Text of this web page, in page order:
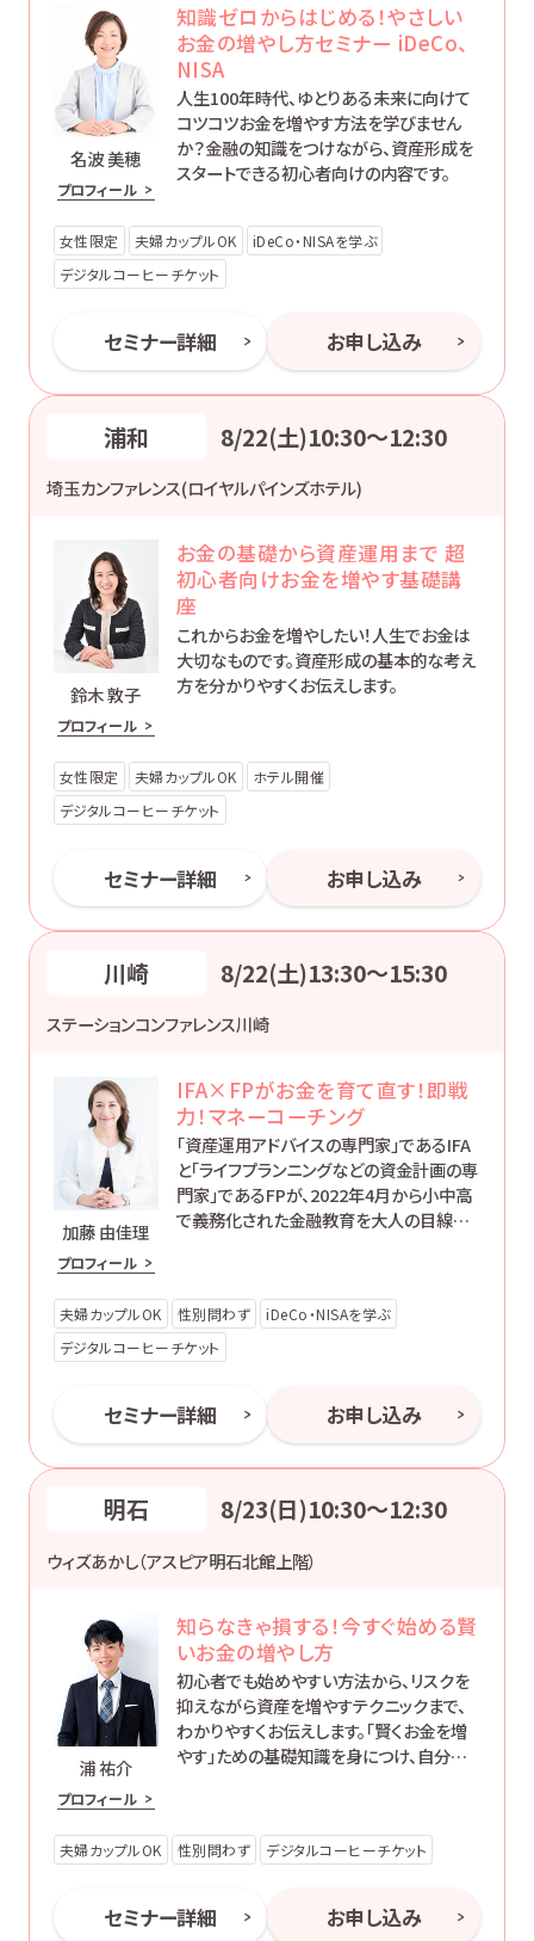
名波 美穂
プロフィール
知識ゼロからはじめる！やさしい
お金の増やし方セミナー iDeCo、
NISA
人生100年時代、ゆとりある未来に向けて
コツコツお金を増やす方法を学びません
か？金融の知識をつけながら、資産形成を
スタートできる初心者向けの内容です。
女性限定 夫婦カップルOK
iDeCo・NISAを学ぶ
デジタルコーヒーチケット
セミナー詳細 お申し込み
浦和 8/22(土)10:30〜12:30
埼玉カンファレンス(ロイヤルパインズホテル)
鈴木 敦子
プロフィール
お金の基礎から資産運用まで 超
初心者向けお金を増やす基礎講
座
これからお金を増やしたい！人生でお金は
大切なものです。資産形成の基本的な考え
方を分かりやすくお伝えします。
女性限定 夫婦カップルOK
ホテル開催
デジタルコーヒーチケット
セミナー詳細 お申し込み
川崎 8/22(土)13:30〜15:30
ステーションコンファレンス川崎
加藤 由佳理
プロフィール
IFA×FPがお金を育て直す！即戦
力！マネーコーチング
「資産運用アドバイスの専門家」であるIFA
と「ライフプランニングなどの資金計画の専
門家」であるFPが、2022年4月から小中高
で義務化された金融教育を大人の目線で
夫婦カップルOK 性別問わず
iDeCo・NISAを学ぶ
デジタルコーヒーチケット
セミナー詳細 お申し込み
明石 8/23(日)10:30〜12:30
ウィズあかし（アスピア明石北館上階）
浦 祐介
プロフィール
知らなきゃ損する！今すぐ始める賢
いお金の増やし方
初心者でも始めやすい方法から、リスクを
抑えながら資産を増やすテクニックまで、
わかりやすくお伝えします。「賢くお金を増
やす」ための基礎知識を身につけ、自分に
夫婦カップルOK 性別問わず デジタルコーヒーチケット
セミナー詳細 お申し込み